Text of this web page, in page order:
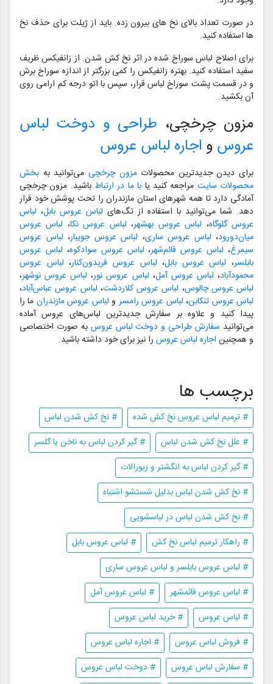
در صورت تعداد بالای نخ های بیرون زده. باید از ژیلت برای حذف نخ
ها استفاده کنید.
برای اصلاح لباس سوراخ شده در اثر نخ کش شدن. از زانفیکس ظریف
سفید استفاده کنید. بهتره زانفیکس را کمی بزرگتر از اندازه سوراخ برش
و در قسمت پشت سوراخ لباس قرار، سپس با اتو درجه کم ارامی روی
آن بکشید.
مزون چرخچی، طراحی و دوخت لباس
عروس و اجاره لباس عروس
برای دیدن جدیدترین محصولاتمزون چرخچی می‌توانید به بخش
محصولات سایت مراجعه کنید یا با ما در ارتباط باشید. مزون چرخچی
آمادگی دارد تا همه شهرهای استان مازندران را تحت پوشش خود قرار
دهد. شما می‌توانید با استفاده از تگ‌های لباس عروس بابل، لباس
عروس گلوگاه، لباس عروس بهشهر، لباس عروس نکا، لباس عروس
میان‌دورود، لباس عروس ساری، لباس عروس جویبار، لباس عروس
سیمرغ، لباس عروس قائم‌شهر، لباس عروس سوادکوه، لباس عروس
بابلسر، لباس عروس بابل، لباس عروس فریدون‌کنار، لباس عروس
محمودآباد، لباس عروس آمل، لباس عروس نور، لباس عروس نوشهر،
لباس عروس چالوس، لباس عروس کلاردشت، لباس عروس عباس‌آباد،
لباس عروس تنکابن، لباس عروس رامسر و لباس عروس مازندران ما را
پیدا کنید و علاوه بر سفارش جدیدترین لباس‌های عروس آماده
می‌توانید سفارش طراحی و دوخت لباس عروس به صورت اختصاصی
و همچنین اجاره لباس عروس را نیز برای خود داشته باشید.
برچسب ها
# ترمیم لباس عروس نخ کش شده
# نخ کش شدن لباس
# علل نخ کش شدن لباس
# گیر کردن لباس به ناخن یا گلسر
# گیر کردن لباس به انگشتر و زیورالات
# نخ کش شدن لباس بدلیل شستشو اشتباه
# نخ کش شدن لباس در لباسشویی
# راهکار ترمیم لباس نخ کش
# لباس عروس بابل
# لباس عروس بابلسر و لباس عروس ساری
# لباس عروس قائمشهر
# لباس عروس آمل
# لباس عروس
# خرید لباس عروس
# فروش لباس عروس
# اجاره لباس عروس
# سفارش لباس عروس
# دوخت لباس عروس